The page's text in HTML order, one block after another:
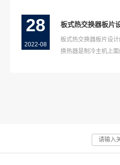
28
2022-08
板式热交换器板片
板式热交换器板片设
换热器是制冷主机上